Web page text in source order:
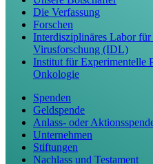
Die Verfassung
Forschen
Interdisziplinäres Labor
Virusforschung (IDL)
Institut für Experimentelle
Onkologie
Spenden
Geldspende
Anlass- oder
Unternehmen
Stiftungen
Nachlass und Testament